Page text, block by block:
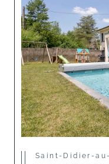
Saint-Didier-